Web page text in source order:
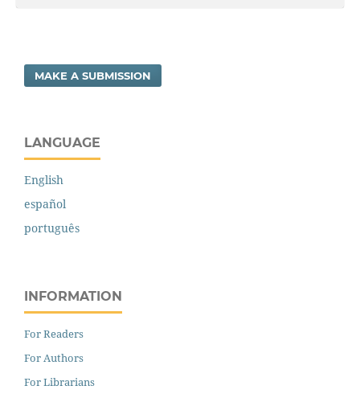
MAKE A SUBMISSION
LANGUAGE
English
español
português
INFORMATION
For Readers
For Authors
For Librarians